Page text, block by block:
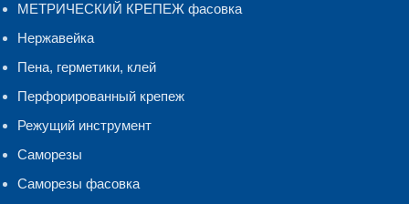
МЕТРИЧЕСКИЙ КРЕПЕЖ фасовка
Нержавейка
Пена, герметики, клей
Перфорированный крепеж
Режущий инструмент
Саморезы
Саморезы фасовка